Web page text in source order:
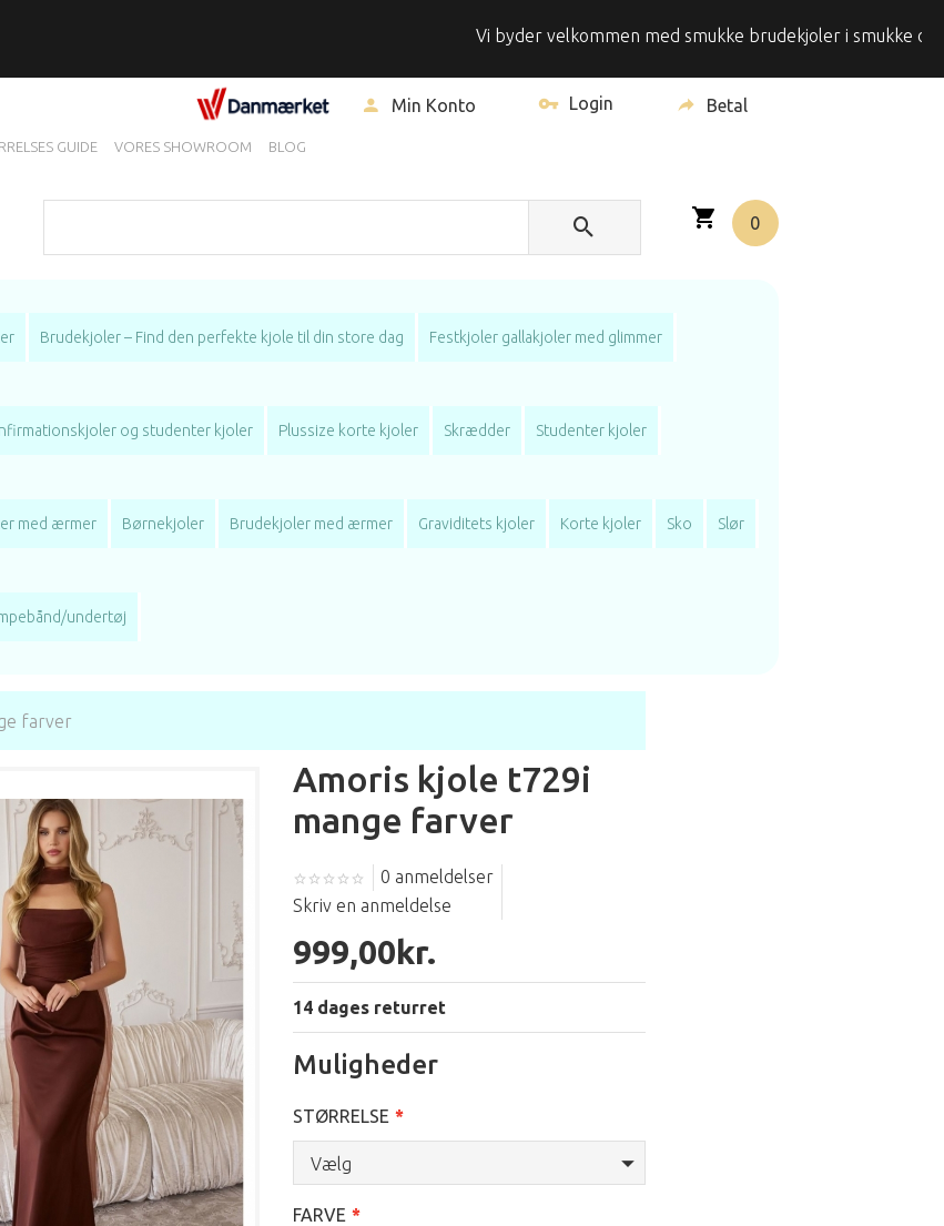
Vi byder velkommen med smukke brudekjoler i smukke
Min Konto Login Betal
GUIDE VORES SHOWROOM BLOG
0
Brudekjoler – Find den perfekte kjole til din store dag Festkjoler gallakjoler med glimmer
og studenter kjoler Plussize korte kjoler Skrædder Studenter kjoler
med ærmer Børnekjoler Brudekjoler med ærmer Graviditets kjoler Korte kjoler Sko Slør
undertøj
farver
Amoris kjole t729i
mange farver
0 anmeldelser
Skriv en anmeldelse
999,00kr.
14 dages returret
Muligheder
STØRRELSE
Vælg
FARVE